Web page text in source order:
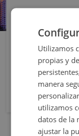
FiltrosUtilizamos
propias y
manera
utilizamos
datos de la
ajustar la